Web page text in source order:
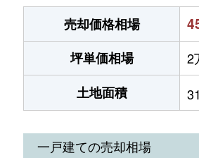
売却価格相場
坪単価相場
2
土地面積
一戸建ての売却相場